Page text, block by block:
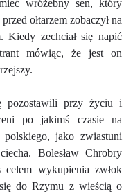
wróżebny sen, który
ołtarzem zobaczył na
Kiedy zechciał się napić
mówiąc, że jest on
przy życiu i
po jakimś czasie na
jako zwiastuni
Bolesław Chrobry
celem wykupienia zwłok
do Rzymu z wieścią o